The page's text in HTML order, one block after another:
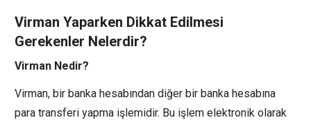
Virman Yaparken Dikkat Edilmesi
Gerekenler Nelerdir?
Virman Nedir?
Virman, bir banka hesabından diğer bir banka hesabına
para transferi yapma işlemidir. Bu işlem elektronik olarak